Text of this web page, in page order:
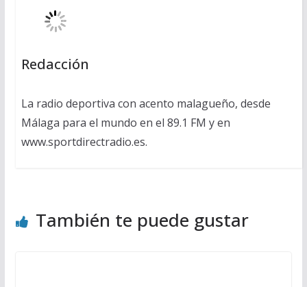
Redacción
La radio deportiva con acento malagueño, desde
Málaga para el mundo en el 89.1 FM y en
www.sportdirectradio.es.
También te puede gustar